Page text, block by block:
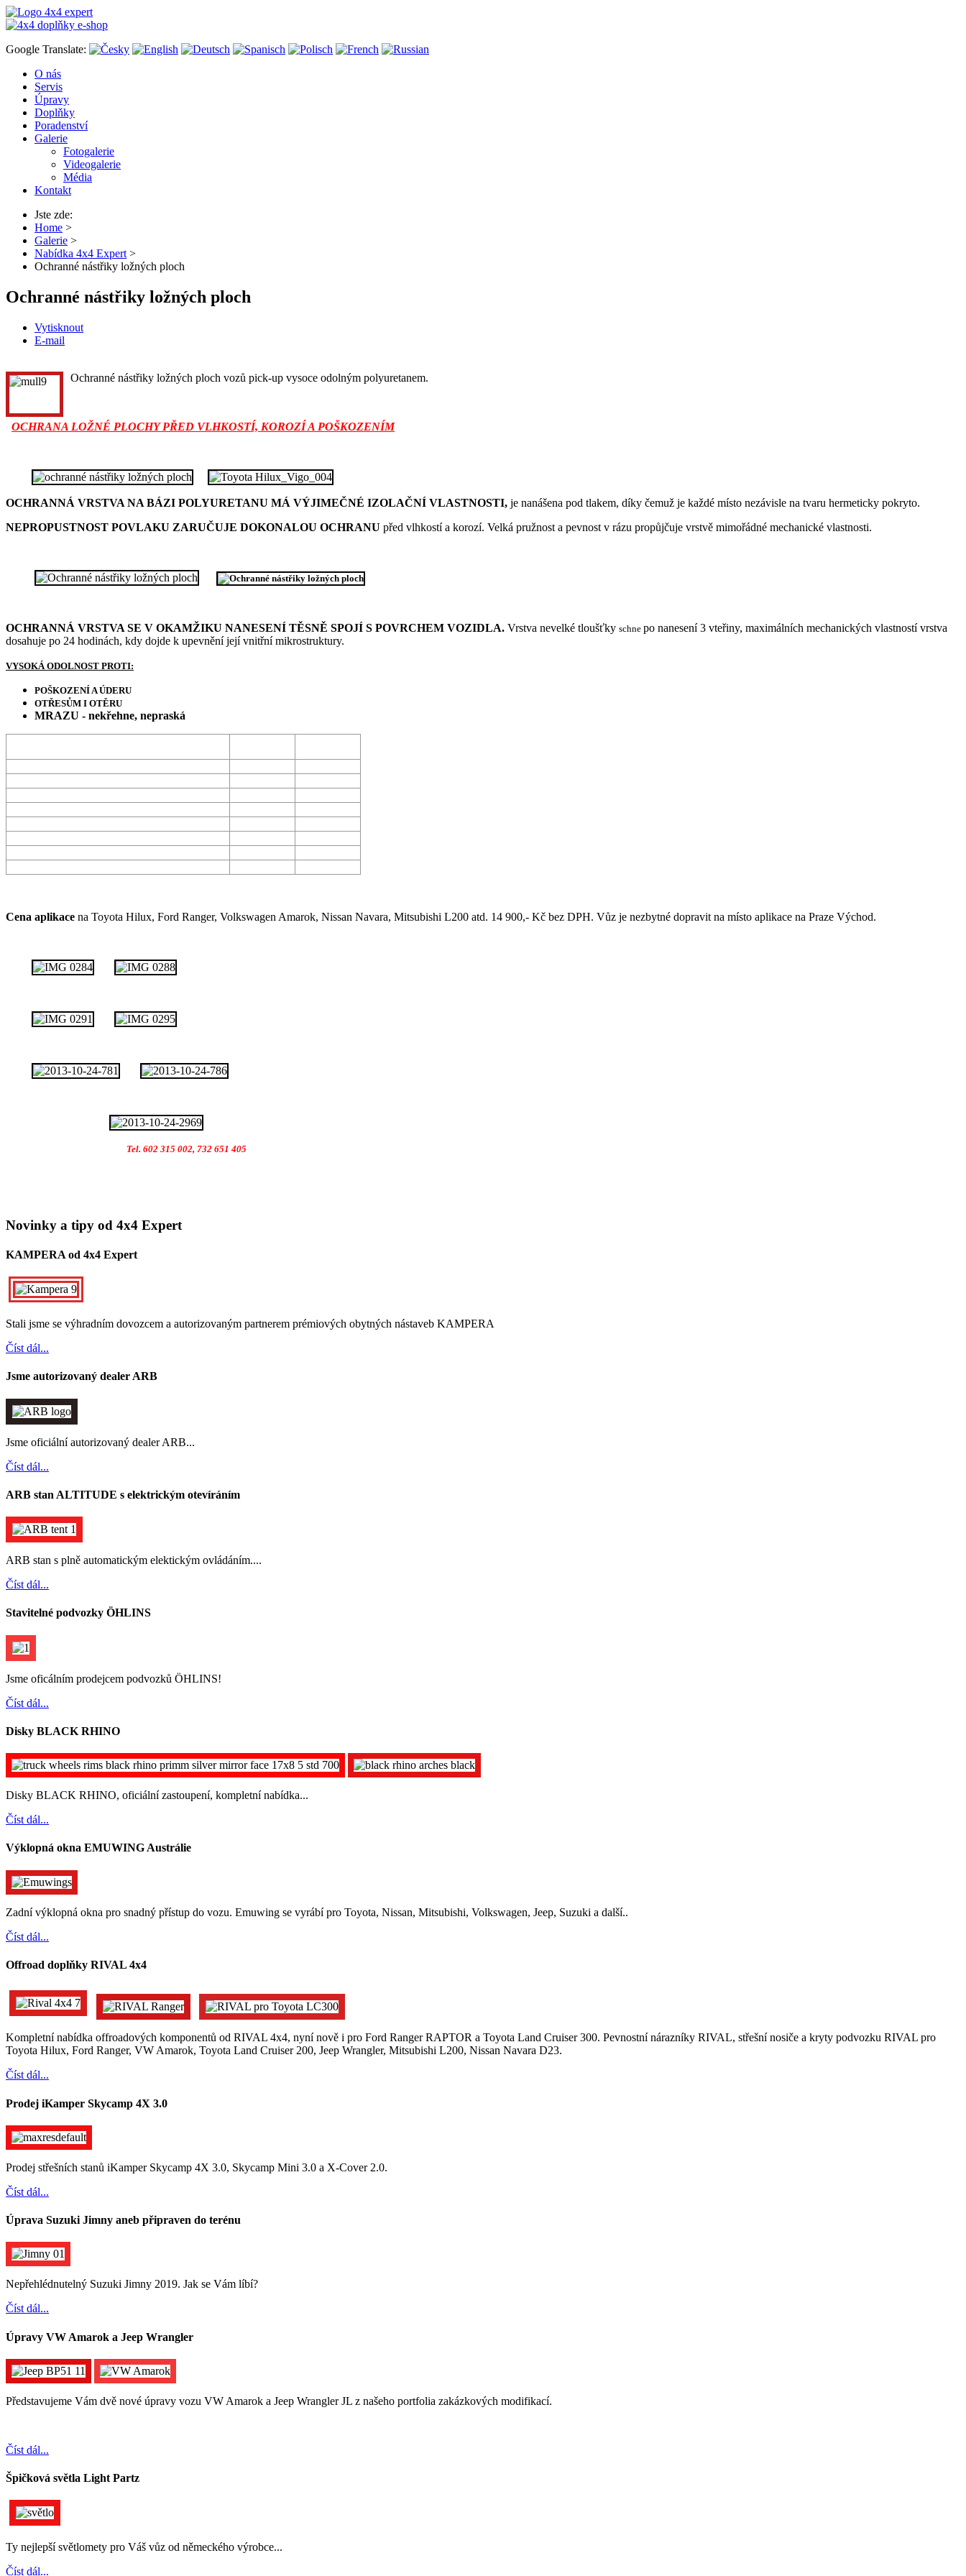
Google Translate:
O nás
Servis
Úpravy
Doplňky
Poradenství
Galerie
Fotogalerie
Videogalerie
Média
Kontakt
Jste zde:
Home >
Galerie >
Nabídka 4x4 Expert >
Ochranné nástřiky ložných ploch
Ochranné nástřiky ložných ploch
Vytisknout
E-mail
Ochranné nástřiky ložných ploch vozů pick-up vysoce odolným polyuretanem.
OCHRANA LOŽNÉ PLOCHY PŘED VLHKOSTÍ, KOROZÍ A POŠKOZENÍM
OCHRANNÁ VRSTVA NA BÁZI POLYURETANU MÁ VÝJIMEČNÉ IZOLAČNÍ VLASTNOSTI, je nanášena pod tlakem, díky čemuž je každé místo nezávisle na tvaru hermeticky pokryto.
NEPROPUSTNOST POVLAKU ZARUČUJE DOKONALOU OCHRANU před vlhkostí a korozí. Velká pružnost a pevnost v rázu propůjčuje vrstvě mimořádné mechanické vlastnosti.
OCHRANNÁ VRSTVA SE V OKAMŽIKU NANESENÍ TĚSNĚ SPOJÍ S POVRCHEM VOZIDLA. Vrstva nevelké tloušťky schne po nanesení 3 vteřiny, maximálních mechanických vlastností vrstva
dosahuje po 24 hodinách, kdy dojde k upevnění její vnitřní mikrostruktury.
VYSOKÁ ODOLNOST PROTI:
POŠKOZENÍ A ÚDERU
OTŘESŮM I OTĚRU
MRAZU - nekřehne, nepraská
Cena aplikace na Toyota Hilux, Ford Ranger, Volkswagen Amarok, Nissan Navara, Mitsubishi L200 atd. 14 900,- Kč bez DPH. Vůz je nezbytné dopravit na místo aplikace na Praze Východ.
Tel. 602 315 002, 732 651 405
Novinky a tipy od 4x4 Expert
KAMPERA od 4x4 Expert
Stali jsme se výhradním dovozcem a autorizovaným partnerem prémiových obytných nástaveb KAMPERA
Číst dál...
Jsme autorizovaný dealer ARB
Jsme oficiální autorizovaný dealer ARB...
Číst dál...
ARB stan ALTITUDE s elektrickým otevíráním
ARB stan s plně automatickým elektickým ovládáním....
Číst dál...
Stavitelné podvozky ÖHLINS
Jsme oficálním prodejcem podvozků ÖHLINS!
Číst dál...
Disky BLACK RHINO
Disky BLACK RHINO, oficiální zastoupení, kompletní nabídka...
Číst dál...
Výklopná okna EMUWING Austrálie
Zadní výklopná okna pro snadný přístup do vozu. Emuwing se vyrábí pro Toyota, Nissan, Mitsubishi, Volkswagen, Jeep, Suzuki a další..
Číst dál...
Offroad doplňky RIVAL 4x4
Kompletní nabídka offroadových komponentů od RIVAL 4x4, nyní nově i pro Ford Ranger RAPTOR a Toyota Land Cruiser 300. Pevnostní nárazníky RIVAL, střešní nosiče a kryty podvozku RIVAL pro
Toyota Hilux, Ford Ranger, VW Amarok, Toyota Land Cruiser 200, Jeep Wrangler, Mitsubishi L200, Nissan Navara D23.
Číst dál...
Prodej iKamper Skycamp 4X 3.0
Prodej střešních stanů iKamper Skycamp 4X 3.0, Skycamp Mini 3.0 a X-Cover 2.0.
Číst dál...
Úprava Suzuki Jimny aneb připraven do terénu
Nepřehlédnutelný Suzuki Jimny 2019. Jak se Vám líbí?
Číst dál...
Úpravy VW Amarok a Jeep Wrangler
Představujeme Vám dvě nové úpravy vozu VW Amarok a Jeep Wrangler JL z našeho portfolia zakázkových modifikací.
Číst dál...
Špičková světla Light Partz
Ty nejlepší světlomety pro Váš vůz od německého výrobce...
Číst dál...